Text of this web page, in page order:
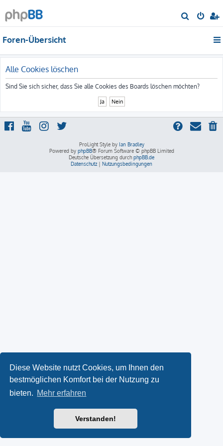
Diese Website nutzt Cookies, um Ihnen den
bestmöglichen Komfort bei der Nutzung zu
bieten. Mehr erfahren
Verstanden!
u
Foren-Übersicht
Alle Cookies löschen
Sind Sie sich sicher, dass Sie alle Cookies des Boards löschen möchten?
ProLight Style by Ian Bradley
Powered by phpBB® Forum Software © phpBB Limited
Deutsche Übersetzung durch phpBB.de
Datenschutz | Nutzungsbedingungen